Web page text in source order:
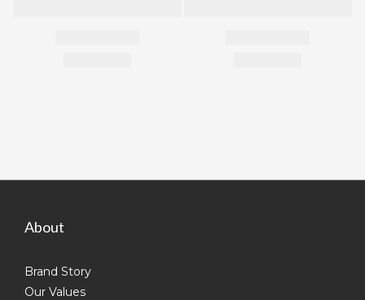
About
Brand Story
Our Values